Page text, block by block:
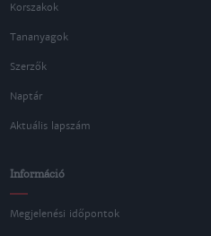
Korszakok
Tananyagok
Szerzők
Naptár
Aktuális lapszám
Információ
Megjelenési időpontok